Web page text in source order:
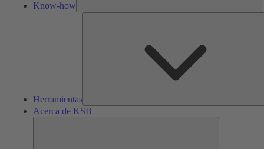
Know-how
Herramientas
Acerca de KSB